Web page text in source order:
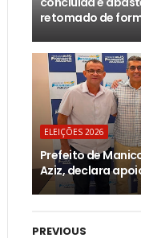
retomado de
ELEIÇÕES 2026
Prefeito de
Aziz, declara
PREVIOUS